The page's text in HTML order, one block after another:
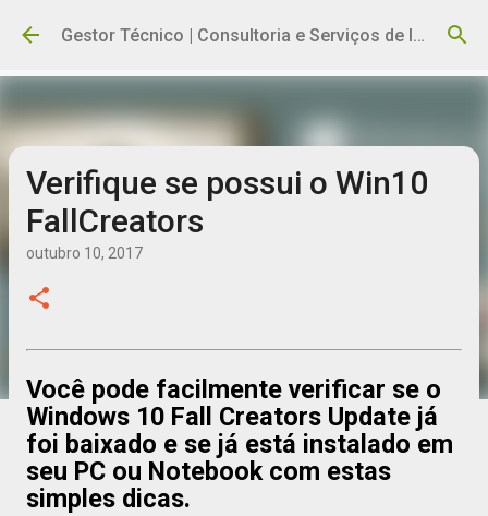
Pular para o conteúdo principal Gestor Técnico | Consultoria e Serviços de Informática
Verifique se possui o Win10
FallCreators
outubro 10, 2017
Você pode facilmente verificar se o
Windows 10 Fall Creators Update já
foi baixado e se já está instalado em
seu PC ou Notebook com estas
simples dicas.